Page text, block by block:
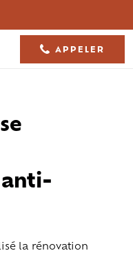
05 61 36 23 68
APPELER
la rénovation